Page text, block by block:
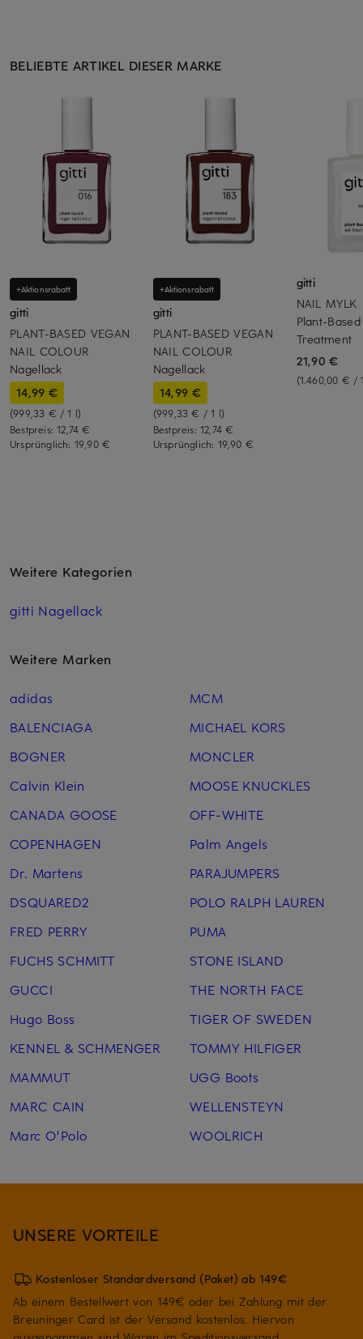
BELIEBTE ARTIKEL DIESER MARKE
+Aktionsrabatt
gitti
PLANT-BASED VEGAN
NAIL COLOUR
Nagellack
14,99 €
(999,33 € / 1 l)
Bestpreis:12,74 €
Ursprünglich: 19,90 €
+Aktionsrabatt
gitti
PLANT-BASED VEGAN
NAIL COLOUR
Nagellack
14,99 €
(999,33 € / 1 l)
Bestpreis: 12,74 €
Ursprünglich: 19,90 €
gitti
NAIL MYLK
Plant-
Treatment
21,90 €
(1.460,00 € /
Weitere Kategorien
gitti Nagellack
Weitere Marken
adidas
BALENCIAGA
BOGNER
Calvin Klein
CANADA GOOSE
COPENHAGEN
Dr. Martens
DSQUARED2
FRED PERRY
FUCHS SCHMITT
GUCCI
Hugo Boss
KENNEL & SCHMENGER
MAMMUT
MARC CAIN
Marc O'Polo
MCM
MICHAEL KORS
MONCLER
MOOSE KNUCKLES
OFF-WHITE
Palm Angels
PARAJUMPERS
POLO RALPH LAUREN
PUMA
STONE ISLAND
THE NORTH FACE
TIGER OF SWEDEN
TOMMY HILFIGER
UGG Boots
WELLENSTEYN
WOOLRICH
UNSERE VORTEILE
Kostenloser Standardversand (Paket) ab 149€
Ab einem Bestellwert von 149€ oder bei Zahlung mit der
Breuninger Card ist der Versand kostenlos. Hiervon